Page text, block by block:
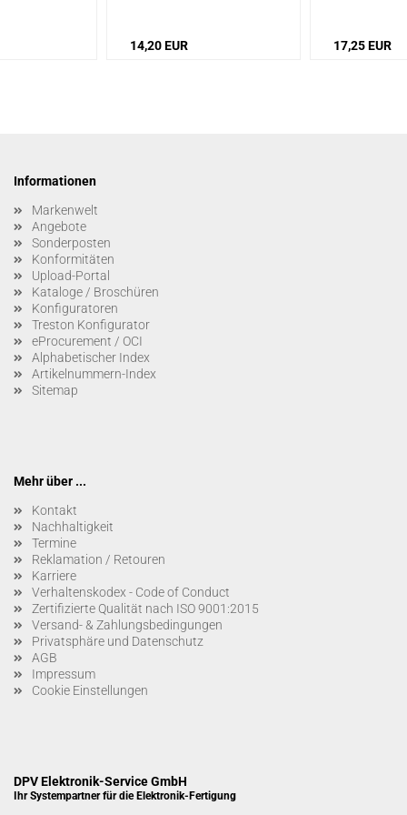
14,20 EUR 17,25 EUR
Informationen
Markenwelt
Angebote
Sonderposten
Konformitäten
Upload-Portal
Kataloge / Broschüren
Konfiguratoren
Treston Konfigurator
eProcurement / OCI
Alphabetischer Index
Artikelnummern-Index
Sitemap
Mehr über ...
Kontakt
Nachhaltigkeit
Termine
Reklamation / Retouren
Karriere
Verhaltenskodex - Code of Conduct
Zertifizierte Qualität nach ISO 9001:2015
Versand- & Zahlungsbedingungen
Privatsphäre und Datenschutz
AGB
Impressum
Cookie Einstellungen
DPV Elektronik-Service GmbH
Ihr Systempartner für die Elektronik-Fertigung